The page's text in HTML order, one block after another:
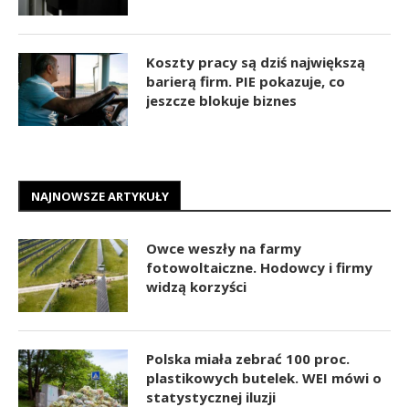
Koszty pracy są dziś największą
barierą firm. PIE pokazuje, co
jeszcze blokuje biznes
NAJNOWSZE ARTYKUŁY
Owce weszły na farmy
fotowoltaiczne. Hodowcy i firmy
widzą korzyści
Polska miała zebrać 100 proc.
plastikowych butelek. WEI mówi o
statystycznej iluzji